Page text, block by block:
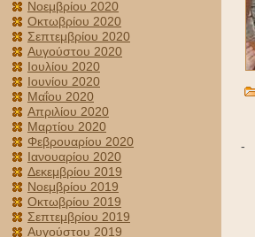
Νοεμβρίου 2020
Οκτωβρίου 2020
Σεπτεμβρίου 2020
Αυγούστου 2020
Ιουλίου 2020
Ιουνίου 2020
Μαΐου 2020
Απριλίου 2020
Μαρτίου 2020
Φεβρουαρίου 2020
Ιανουαρίου 2020
Δεκεμβρίου 2019
Νοεμβρίου 2019
Οκτωβρίου 2019
Σεπτεμβρίου 2019
Αυγούστου 2019
-